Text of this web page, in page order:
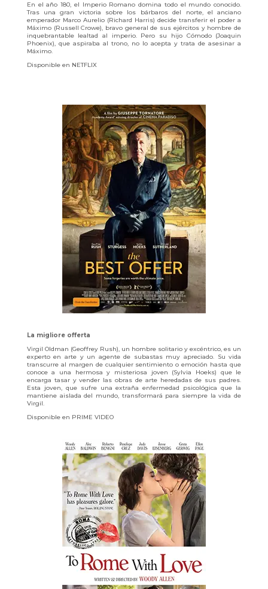
En el año 180, el Imperio Romano domina todo el mundo conocido.
Tras una gran victoria sobre los bárbaros del norte, el anciano
emperador Marco Aurelio (Richard Harris) decide transferir el poder a
Máximo (Russell Crowe), bravo general de sus ejércitos y hombre de
inquebrantable lealtad al imperio. Pero su hijo Cómodo (Joaquin
Phoenix), que aspiraba al trono, no lo acepta y trata de asesinar a
Máximo.
Disponible en NETFLIX
La migliore offerta
Virgil Oldman (Geoffrey Rush), un hombre solitario y excéntrico, es un
experto en arte y un agente de subastas muy apreciado. Su vida
transcurre al margen de cualquier sentimiento o emoción hasta que
conoce a una hermosa y misteriosa joven (Sylvia Hoeks) que le
encarga tasar y vender las obras de arte heredadas de sus padres.
Esta joven, que sufre una extraña enfermedad psicológica que la
mantiene aislada del mundo, transformará para siempre la vida de
Virgil.
Disponible en PRIME VIDEO